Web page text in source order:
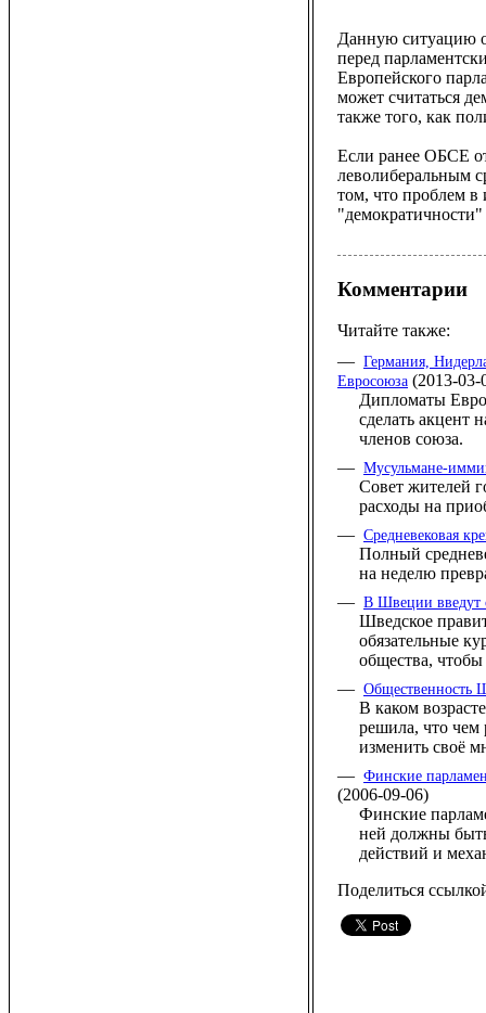
Данную ситуацию
перед
Европейского
может считаться
также того, как
Если ранее ОБСЕ
леволиберальным
том, что проблем в
"демократичности"
Комментарии
Читайте также:
— Германия,
Евросоюза (2013-03-
Дипломаты
сделать акцент
членов союза.
— Мусульмане-
Совет жителей
расходы на
— Средневековая
Полный
на неделю
— В Швеции введут
Шведское
обязательные
общества,
— Общественность
В каком
решила, что чем
изменить своё
— Финские
(2006-09-06)
Финские
ней должны
действий и
Поделиться